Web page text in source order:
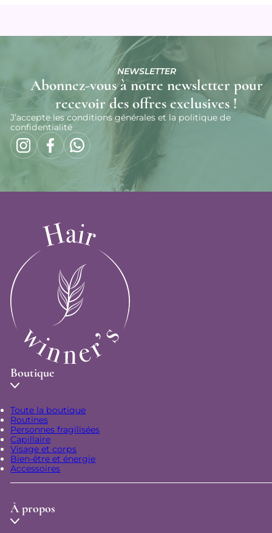
NEWSLETTER
Abonnez-vous à notre newsletter pour
recevoir des offres exclusives !
J’accepte les conditions générales et la politique de
confidentialité
Boutique
Toute la boutique
Routines
Personnes fragilisées
Capillaire
Visage et corps
Bien-être et énergie
Accessoires
À propos